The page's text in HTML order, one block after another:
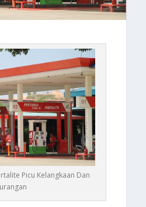
Picu Kelangkaan Dan